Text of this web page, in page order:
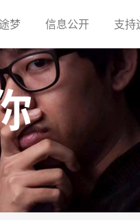
梦(current)信息公开(current)
支持